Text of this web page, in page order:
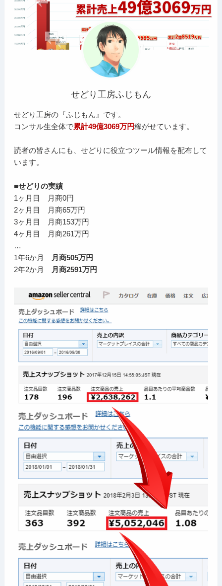
せどり工房ふじもん
せどり工房の『ふじもん』です。
コンサル生全体で累計49億3069万円稼がせています。
読者の皆さんにも、せどりに役立つツール情報を配布して
います。
■せどりの実績
1ヶ月目 月商0円
2ヶ月目 月商65万円
3ヶ月目 月商153万円
4ヶ月目 月商261万円
…
1年6か月
月商505万円
2年2か月
月商2591万円